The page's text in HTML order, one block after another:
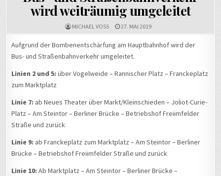
wird weiträumig umgeleitet
MICHAEL VOSS 27. MAI 2019
Aufgrund der Bombenentschärfung am Hauptbahnhof wird der
Bus- und Straßenbahnverkehr umgeleitet.
Linien 2 und 5: über Vogelweide – Rannischer Platz – Franckeplatz
zum Marktplatz
Linie 7: ab Neues Theater über Markt/Kleinschieden – Joliot-Curie-
Platz – Am Steintor – Berliner Brücke – Betriebshof Freiimfelder
Straße und zurück
Linie 9: ab Franckeplatz zum Marktplatz – Am Steintor – Berliner
Brücke – Betriebshof Freiimfelder Straße und zurück
Linie 10: Ab Marktplatz – Am Steintor – Berliner Brücke –